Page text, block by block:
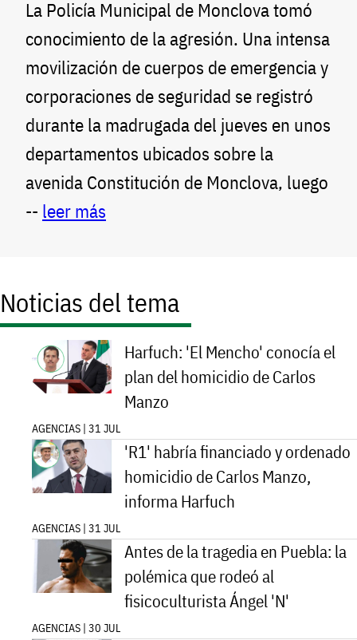
La Policía Municipal de Monclova tomó
conocimiento de la agresión. Una intensa
movilización de cuerpos de emergencia y
corporaciones de seguridad se registró
durante la madrugada del jueves en unos
departamentos ubicados sobre la
avenida Constitución de Monclova, luego
-- leer más
Noticias del tema
Harfuch: 'El Mencho' conocía el
plan del homicidio de Carlos
Manzo
AGENCIAS | 31 JUL
'R1' habría financiado y ordenado
homicidio de Carlos Manzo,
informa Harfuch
AGENCIAS | 31 JUL
Antes de la tragedia en Puebla: la
polémica que rodeó al
fisicoculturista Ángel 'N'
AGENCIAS | 30 JUL